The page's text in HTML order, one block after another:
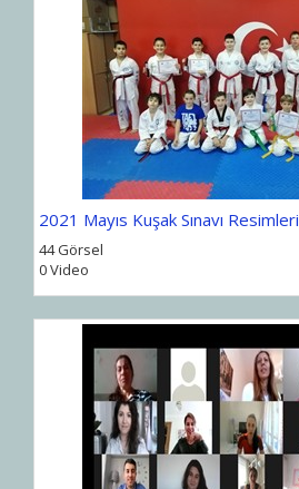
2021 Mayıs Kuşak Sınavı Resimleri
44 Görsel
0 Video